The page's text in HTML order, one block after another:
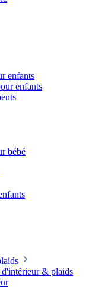
enfants
enfants
bébé
& plaids